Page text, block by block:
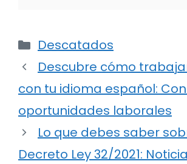
Categorías
Descatados
Descubre cómo
con tu idioma español:
oportunidades laborales
Lo que debes saber
Decreto Ley 32/2021: